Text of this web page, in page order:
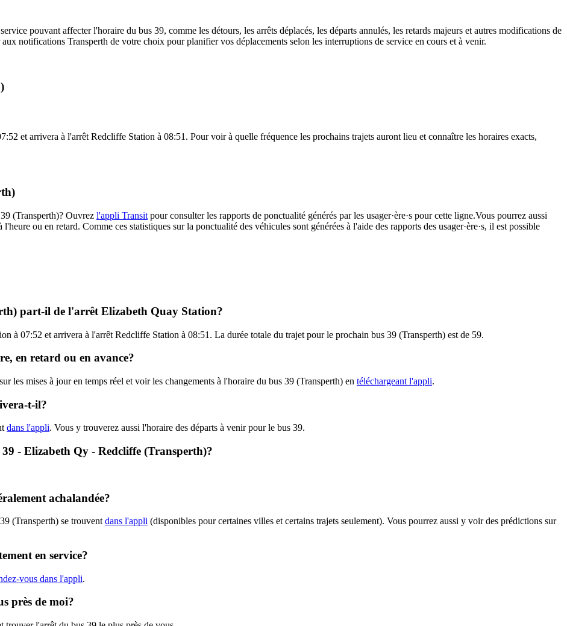
pouvant affecter l'horaire du bus 39, comme les détours, les arrêts déplacés, les départs annulés, les retards majeurs et autres modifications de
notifications Transperth de votre choix pour planifier vos déplacements selon les interruptions de service en cours et à venir.
et arrivera à l'arrêt Redcliffe Station à 08:51. Pour voir à quelle fréquence les prochains trajets auront lieu et connaître les horaires exacts,
(Transperth)? Ouvrez l'appli Transit pour consulter les rapports de ponctualité générés par les usager·ère·s pour cette ligne.Vous pourrez aussi
ou en retard. Comme ces statistiques sur la ponctualité des véhicules sont générées à l'aide des rapports des usager·ère·s, il est possible
part-il de l'arrêt Elizabeth Quay Station?
à 07:52 et arrivera à l'arrêt Redcliffe Station à 08:51. La durée totale du trajet pour le prochain bus 39 (Transperth) est de 59.
en retard ou en avance?
les mises à jour en temps réel et voir les changements à l'horaire du bus 39 (Transperth) en téléchargeant l'appli.
t-il?
dans l'appli. Vous y trouverez aussi l'horaire des départs à venir pour le bus 39.
- Elizabeth Qy - Redcliffe (Transperth)?
achalandée?
(Transperth) se trouvent dans l'appli (disponibles pour certaines villes et certains trajets seulement). Vous pourrez aussi y voir des prédictions sur
en service?
vous dans l'appli.
près de moi?